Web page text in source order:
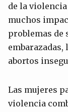
de la
muchos
problemas de
embarazadas,
abortos
Las mujeres
violencia